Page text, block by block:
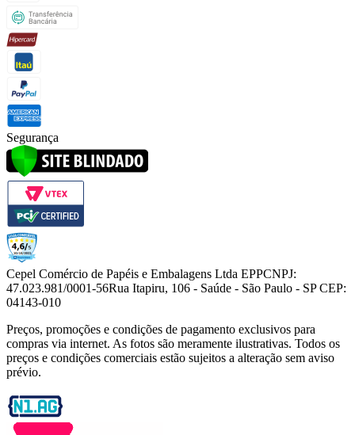
Segurança
Cepel Comércio de Papéis e Embalagens Ltda EPPCNPJ:
47.023.981/0001-56Rua Itapiru, 106 - Saúde - São Paulo - SP CEP:
04143-010
Preços, promoções e condições de pagamento exclusivos para
compras via internet. As fotos são meramente ilustrativas. Todos os
preços e condições comerciais estão sujeitos a alteração sem aviso
prévio.